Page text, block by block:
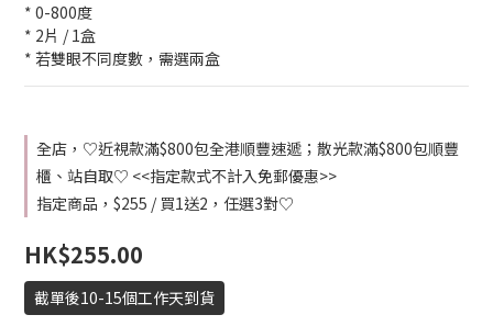
* 0-800度
* 2片 / 1盒
* 若雙眼不同度數，需選兩盒
全店，♡近視款滿$800包全港順豐速遞；散光款滿$800包順豐
櫃、站自取♡ <<指定款式不計入免郵優惠>>
指定商品，$255 / 買1送2，任選3對♡
HK$255.00
截單後10-15個工作天到貨